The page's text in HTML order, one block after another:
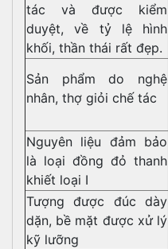
tác và được kiểm
duyệt, về tỷ lệ hình
khối, thần thái rất đẹp.
Sản phẩm do nghệ
nhân, thợ giỏi chế tác
Nguyên liệu đảm bảo
là loại đồng đỏ thanh
khiết loại I
Tượng được đúc dày
dặn, bề mặt được xử lý
kỹ lưỡng